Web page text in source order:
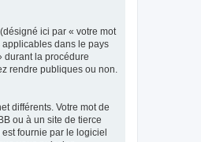
ici par « votre mot
dans le pays
durant la procédure
rendre publiques ou non.
différents. Votre mot de
ou à un site de tierce
fournie par le logiciel